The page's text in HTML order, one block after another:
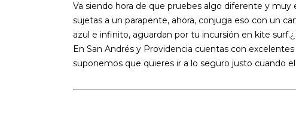
Va siendo hora de que pruebes algo diferente y
sujetas a un parapente, ahora, conjuga eso con un
azul e infinito, aguardan por tu incursión en kite
En San Andrés y Providencia cuentas con
suponemos que quieres ir a lo seguro justo cuando